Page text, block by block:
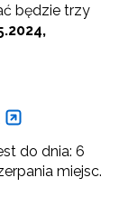
będzie trzy
do dnia: 6
miejsc.